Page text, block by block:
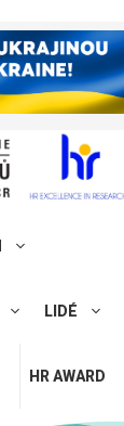
LIDÉ
HR AWARD